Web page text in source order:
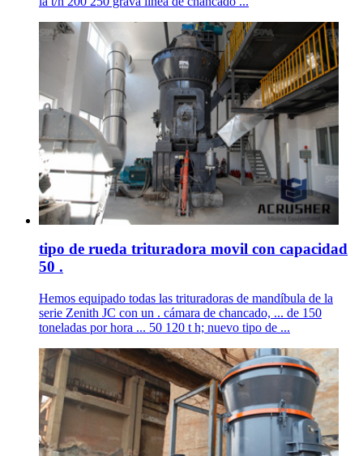
tipo de rueda trituradora movil con capacidad
50 .
Hemos equipado todas las trituradoras de mandíbula de la
serie Zenith JC con un . cámara de chancado, ... de 150
toneladas por hora ... 50 120 t h; nuevo tipo de ...